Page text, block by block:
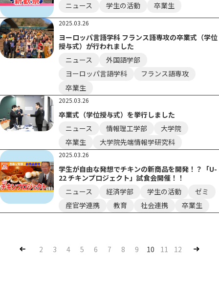
ニュース
学生の活動 卒業生
2025.03.26
ヨーロッパ言語学科 フランス語専攻の卒業式（学位
授与式）が行われました
ニュース
外国語学部
ヨーロッパ言語学科
フランス語専攻
卒業生
2025.03.26
卒業式（学位授与式）を挙行しました
ニュース
情報理工学部
大学院
卒業生
大学院先端情報学研究科
2025.03.26
学生が自由な発想でチキンの新商品を開発！？「U-
22 チキンプロジェクト」試食会開催！！
ニュース
経済学部 学生の活動
ゼミ
産官学連携
教育 社会連携 卒業生
Pre 2 3 4 5 6 7 8 9 10 11 12 Nex